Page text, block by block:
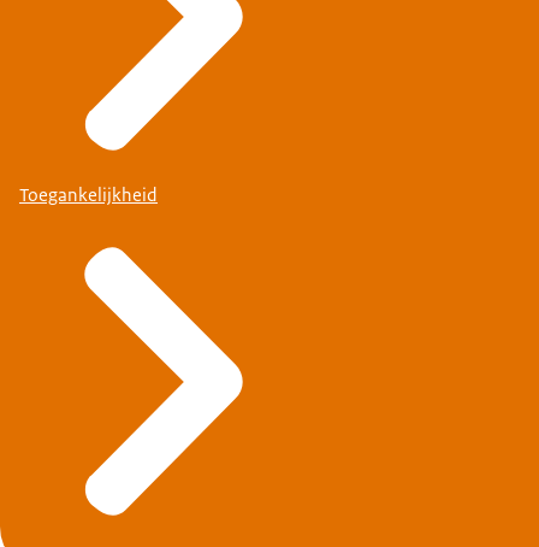
Toegankelijkheid